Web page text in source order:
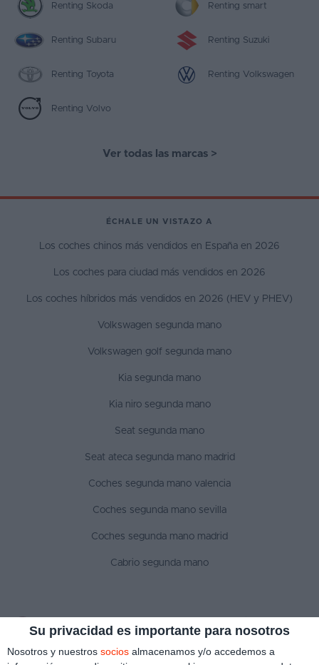
Su privacidad es importante para nosotros
Nosotros y nuestros socios almacenamos y/o accedemos a
Renting Skoda Renting smart
Renting Subaru Renting Suzuki
Renting Toyota Renting Volkswagen
Renting Volvo
Ver todas las marcas >
ÉCHALE UN VISTAZO A
Los coches chinos más vendidos en España en 2026
Los coches para ciudad más vendidos en 2026
Los coches híbridos más vendidos en 2026 (HEV y PHEV)
Volkswagen segunda mano
Volkswagen golf segunda mano
Kia segunda mano
Kia niro segunda mano
Seat segunda mano
Seat ateca segunda mano madrid
Coches segunda mano valencia
Coches segunda mano sevilla
Coches segunda mano madrid
Cabrio segunda mano